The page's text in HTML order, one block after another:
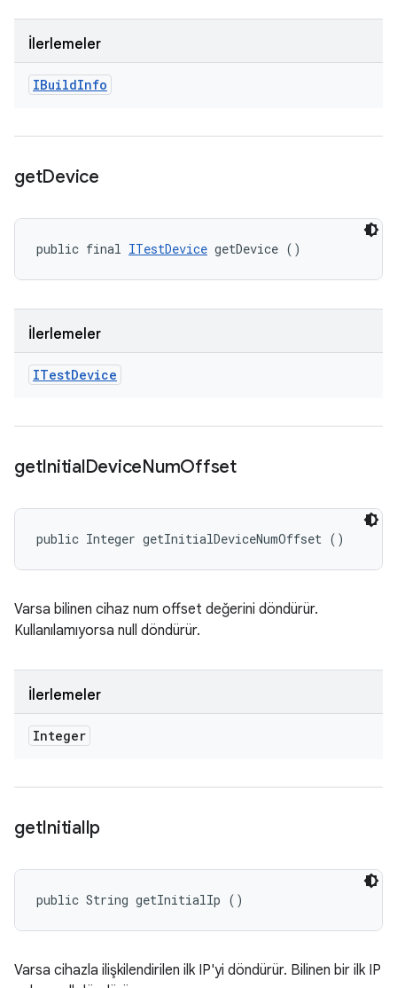
İlerlemeler
IBuildInfo
getDevice
public final ITestDevice getDevice ()
İlerlemeler
ITestDevice
getInitialDeviceNumOffset
public Integer getInitialDeviceNumOffset ()
Varsa bilinen cihaz num offset değerini döndürür.
Kullanılamıyorsa null döndürür.
İlerlemeler
Integer
getInitialIp
public String getInitialIp ()
Varsa cihazla ilişkilendirilen ilk IP'yi döndürür. Bilinen bir ilk IP